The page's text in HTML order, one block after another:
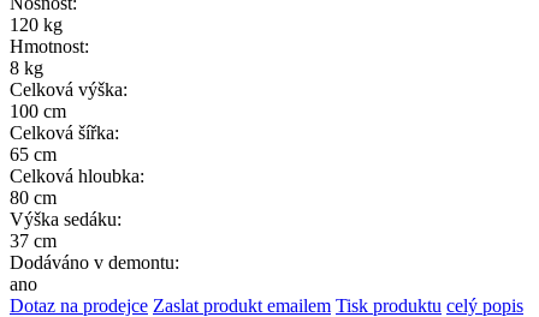
120 kg
Hmotnost:
8 kg
Celková výška:
100 cm
Celková šířka:
65 cm
Celková hloubka:
80 cm
Výška sedáku:
37 cm
Dodáváno v demontu:
ano
Dotaz na prodejce Zaslat produkt emailem Tisk produktu celý popis